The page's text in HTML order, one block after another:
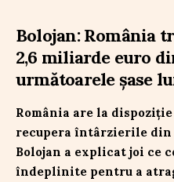
Bolojan: România
2,6 miliarde euro
următoarele șase
România are la
recupera întârzierile din
Bolojan a explicat joi ce
îndeplinite pentru a